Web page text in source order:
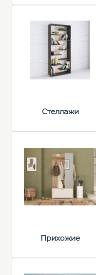
Стеллажи
Прихожие